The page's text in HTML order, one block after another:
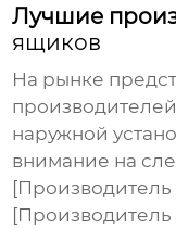
Лучшие
ящиков
На рынке
производителей
наружной
внимание на
[Производитель
[Производитель